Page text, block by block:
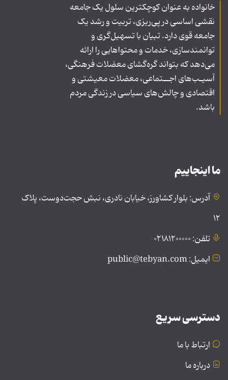
خانواده به عنوان کوچکترین سلول یک جامعه
نقشی اساسی در پی‌ریزی، تربیت و رشد یک
جامعه قوی دارد. تبیان با تسهیل‌گری و
توانمندسازی، خدمات و محتواهایی را ارائه
می‌دهد که بتواند گره‌گشای معضلات فرهنگی،
آسیـب‌های اجــتماعی، معضلات معیشتی و
اقتصادی و چالش‌های سیاسی در زندگی مردم
باشد.
ما اینجاییم
آدرس: بلوار کشاورز، خیابان نادری، نبش حجت‌دوست، پلاک
۱۲
تلفن: ۰۲۱۸۱۲۰۰۰۰۰
ایمیل: public@tebyan.com
دسترسی سریع
ارتباط با ما
درباره ما